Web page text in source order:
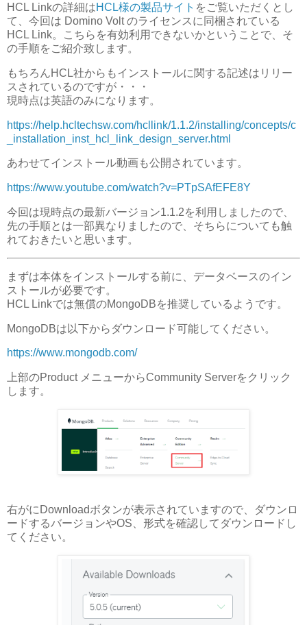
HCL Linkの詳細はHCL様の製品サイト をご覧いただくとし
て、今回は Domino Volt のライセンスに同梱されている
HCL Link。こちらを有効利用できないかということで、そ
の手順をご紹介致します。
もちろんHCL社からもインストールに関する記述はリリー
スされているのですが・・・
現時点は英語のみになります。
https://help.hcltechsw.com/hcllink/1.1.2/installing/concepts/c
_installation_inst_hcl_link_design_server.html
あわせてインストール動画も公開されています。
https://www.youtube.com/watch?v=PTpSAfEFE8Y
今回は現時点の最新バージョン1.1.2を利用しましたので、
先の手順とは一部異なりましたので、そちらについても触
れておきたいと思います。
まずは本体をインストールする前に、データベースのイン
ストールが必要です。
HCL Linkでは無償のMongoDBを推奨しているようです。
MongoDBは以下からダウンロード可能してください。
https://www.mongodb.com/
上部のProduct メニューからCommunity Serverをクリック
します。
右がにDownloadボタンが表示されていますので、ダウンロ
ードするバージョンやOS、形式を確認してダウンロードし
てください。